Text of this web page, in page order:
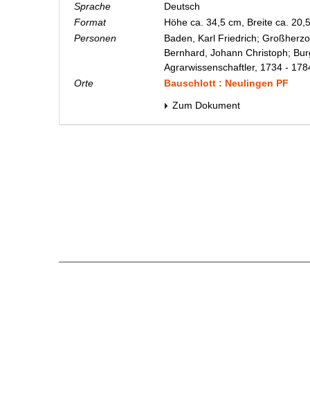
Sprache
Deutsch
Format
Höhe ca. 34,5 cm, Breite ca.
Personen
Baden, Karl Friedrich;
Bernhard, Johann Christoph;
Agrarwissenschaftler, 1734 -
Orte
Bauschlott : Neulingen PF
Zum Dokument